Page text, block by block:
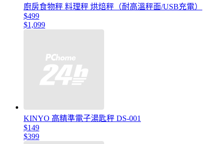
廚房食物秤 料理秤 烘焙秤（耐高溫秤面/USB充電）
$499
$1,099
KINYO 高精準電子湯匙秤 DS-001
$149
$399